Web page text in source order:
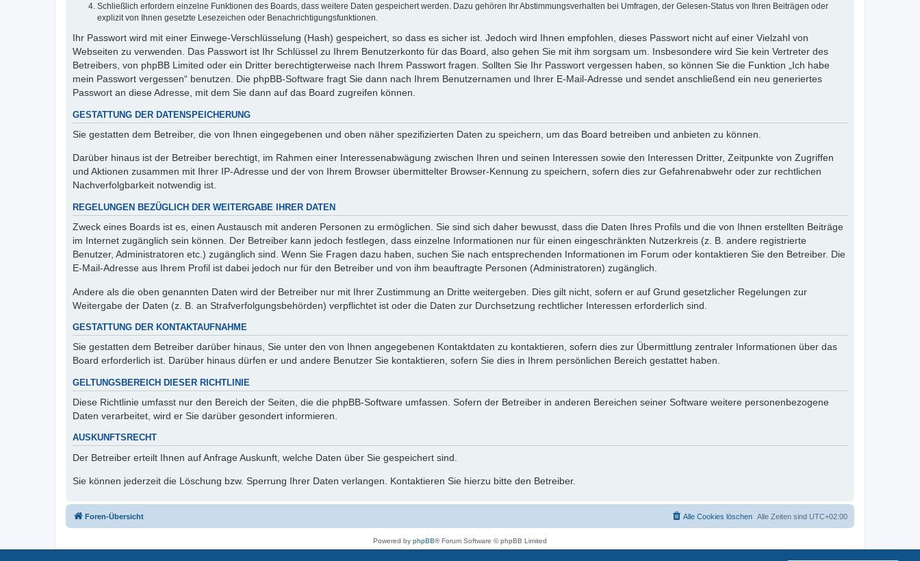
Schließlich erfordern einzelne Funktionen des Boards, dass weitere Daten gespeichert werden. Dazu gehören Ihr Abstimmungsverhalten bei Umfragen, der Gelesen-Status von Ihren Beiträgen oder
explizit von Ihnen gesetzte Lesezeichen oder Benachrichtigungsfunktionen.
Ihr Passwort wird mit einer Einwege-Verschlüsselung (Hash) gespeichert, so dass es sicher ist. Jedoch wird Ihnen empfohlen, dieses Passwort nicht auf einer Vielzahl von
Webseiten zu verwenden. Das Passwort ist Ihr Schlüssel zu Ihrem Benutzerkonto für das Board, also gehen Sie mit ihm sorgsam um. Insbesondere wird Sie kein Vertreter des
Betreibers, von phpBB Limited oder ein Dritter berechtigterweise nach Ihrem Passwort fragen. Sollten Sie Ihr Passwort vergessen haben, so können Sie die Funktion „Ich habe
mein Passwort vergessen“ benutzen. Die phpBB-Software fragt Sie dann nach Ihrem Benutzernamen und Ihrer E-Mail-Adresse und sendet anschließend ein neu generiertes
Passwort an diese Adresse, mit dem Sie dann auf das Board zugreifen können.
GESTATTUNG DER DATENSPEICHERUNG
Sie gestatten dem Betreiber, die von Ihnen eingegebenen und oben näher spezifizierten Daten zu speichern, um das Board betreiben und anbieten zu können.
Darüber hinaus ist der Betreiber berechtigt, im Rahmen einer Interessenabwägung zwischen Ihren und seinen Interessen sowie den Interessen Dritter, Zeitpunkte von Zugriffen
und Aktionen zusammen mit Ihrer IP-Adresse und der von Ihrem Browser übermittelter Browser-Kennung zu speichern, sofern dies zur Gefahrenabwehr oder zur rechtlichen
Nachverfolgbarkeit notwendig ist.
REGELUNGEN BEZÜGLICH DER WEITERGABE IHRER DATEN
Zweck eines Boards ist es, einen Austausch mit anderen Personen zu ermöglichen. Sie sind sich daher bewusst, dass die Daten Ihres Profils und die von Ihnen erstellten Beiträge
im Internet zugänglich sein können. Der Betreiber kann jedoch festlegen, dass einzelne Informationen nur für einen eingeschränkten Nutzerkreis (z. B. andere registrierte
Benutzer, Administratoren etc.) zugänglich sind. Wenn Sie Fragen dazu haben, suchen Sie nach entsprechenden Informationen im Forum oder kontaktieren Sie den Betreiber. Die
E-Mail-Adresse aus Ihrem Profil ist dabei jedoch nur für den Betreiber und von ihm beauftragte Personen (Administratoren) zugänglich.
Andere als die oben genannten Daten wird der Betreiber nur mit Ihrer Zustimmung an Dritte weitergeben. Dies gilt nicht, sofern er auf Grund gesetzlicher Regelungen zur
Weitergabe der Daten (z. B. an Strafverfolgungsbehörden) verpflichtet ist oder die Daten zur Durchsetzung rechtlicher Interessen erforderlich sind.
GESTATTUNG DER KONTAKTAUFNAHME
Sie gestatten dem Betreiber darüber hinaus, Sie unter den von Ihnen angegebenen Kontaktdaten zu kontaktieren, sofern dies zur Übermittlung zentraler Informationen über das
Board erforderlich ist. Darüber hinaus dürfen er und andere Benutzer Sie kontaktieren, sofern Sie dies in Ihrem persönlichen Bereich gestattet haben.
GELTUNGSBEREICH DIESER RICHTLINIE
Diese Richtlinie umfasst nur den Bereich der Seiten, die die phpBB-Software umfassen. Sofern der Betreiber in anderen Bereichen seiner Software weitere personenbezogene
Daten verarbeitet, wird er Sie darüber gesondert informieren.
AUSKUNFTSRECHT
Der Betreiber erteilt Ihnen auf Anfrage Auskunft, welche Daten über Sie gespeichert sind.
Sie können jederzeit die Löschung bzw. Sperrung Ihrer Daten verlangen. Kontaktieren Sie hierzu bitte den Betreiber.
Foren-Übersicht Alle Zeiten sind UTC+02:00
Alle Cookies löschen
Powered by phpBB® Forum Software © phpBB Limited